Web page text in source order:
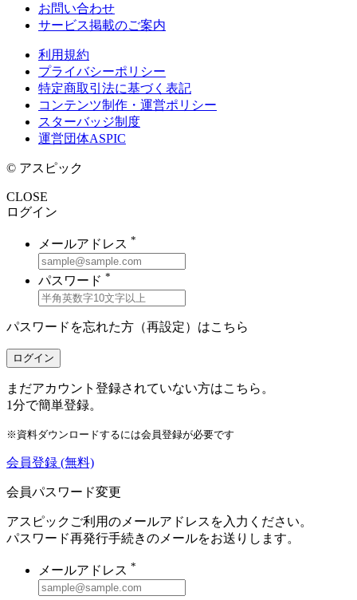
お問い合わせ
サービス掲載のご案内
利用規約
プライバシーポリシー
特定商取引法に基づく表記
コンテンツ制作・運営ポリシー
スターバッジ制度
運営団体ASPIC
© アスピック
CLOSE
ログイン
メールアドレス *
パスワード *
パスワードを忘れた方（再設定）はこちら
ログイン
まだアカウント登録されていない方はこちら。
1分で簡単登録。
※資料ダウンロードするには会員登録が必要です
会員登録 (無料)
会員パスワード変更
アスピックご利用のメールアドレスを入力ください。
パスワード再発行手続きのメールをお送りします。
メールアドレス *